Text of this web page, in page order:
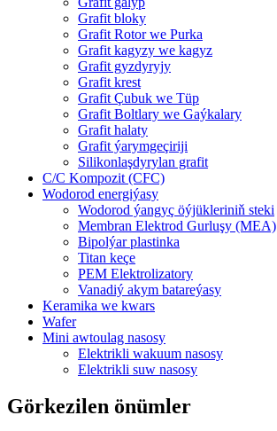
Grafit bloky
Grafit Rotor we Purka
Grafit kagyzy we kagyz
Grafit gyzdyryjy
Grafit krest
Grafit Çubuk we Tüp
Grafit Boltlary we Gaýkalary
Grafit halaty
Grafit ýarymgeçiriji
Silikonlaşdyrylan grafit
C/C Kompozit (CFC)
Wodorod energiýasy
Wodorod ýangyç öýjükleriniň steki
Membran Elektrod Gurluşy (MEA)
Bipolýar plastinka
Titan keçe
PEM Elektrolizatory
Vanadiý akym batareýasy
Keramika we kwars
Wafer
Mini awtoulag nasosy
Elektrikli wakuum nasosy
Elektrikli suw nasosy
Görkezilen önümler